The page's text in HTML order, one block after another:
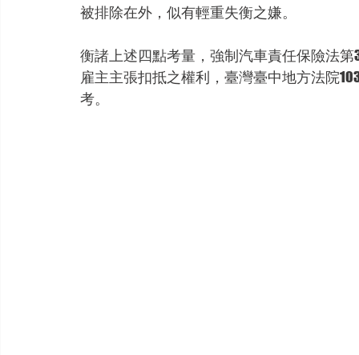
被排除在外，似有輕重失衡之嫌。
衡諸上述四點考量，強制汽車責任保險法
雇主主張扣抵之權利，臺灣臺中地方法院
考。